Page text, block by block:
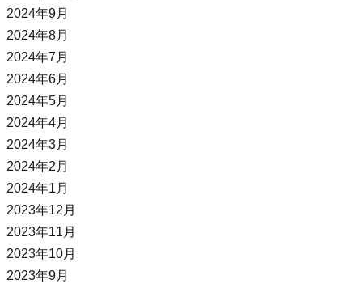
2024年9月
2024年8月
2024年7月
2024年6月
2024年5月
2024年4月
2024年3月
2024年2月
2024年1月
2023年12月
2023年11月
2023年10月
2023年9月